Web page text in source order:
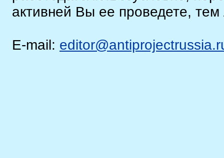
активней Вы ее проведете,
E-mail: